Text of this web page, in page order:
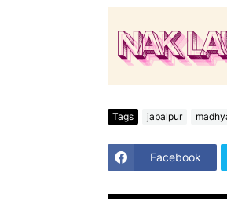
Tags jabalpur
Facebook